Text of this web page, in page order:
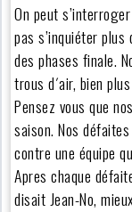
On peut
pas s’inquiéter
des phases finale.
trous d´air, bien
Pensez vous que
saison. Nos
contre une équipe
Apres chaque
disait Jean-No,